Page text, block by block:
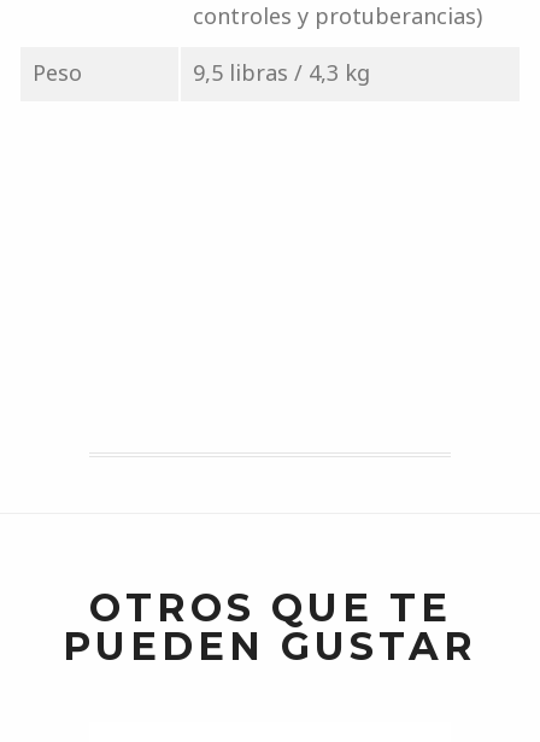
controles y protuberancias)
Peso
9,5 libras / 4,3 kg
OTROS QUE TE
PUEDEN GUSTAR